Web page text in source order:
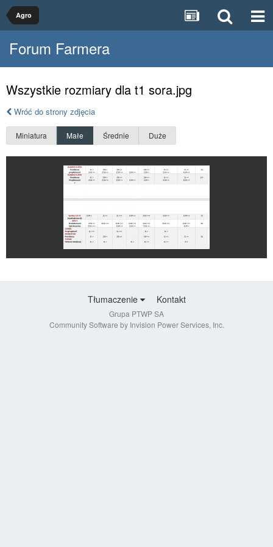
Agro
Forum Farmera
Wszystkie rozmiary dla t1 sora.jpg
Wróć do strony zdjęcia
Miniatura Małe Średnie Duże
Tłumaczenie Kontakt
Grupa PTWP SA
Community Software by Invision Power Services, Inc.